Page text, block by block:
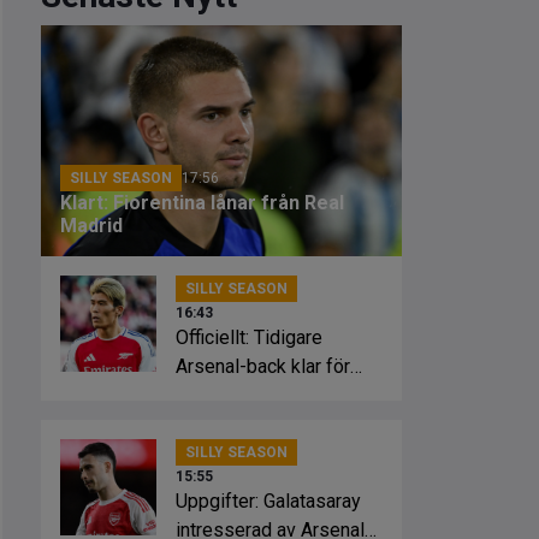
SILLY SEASON 17:56
Klart: Fiorentina lånar från Real
Madrid
SILLY SEASON
16:43
Officiellt: Tidigare
Arsenal-back klar för
SILLY SEASON
15:55
Uppgifter: Galatasaray
intresserad av Arsenal-